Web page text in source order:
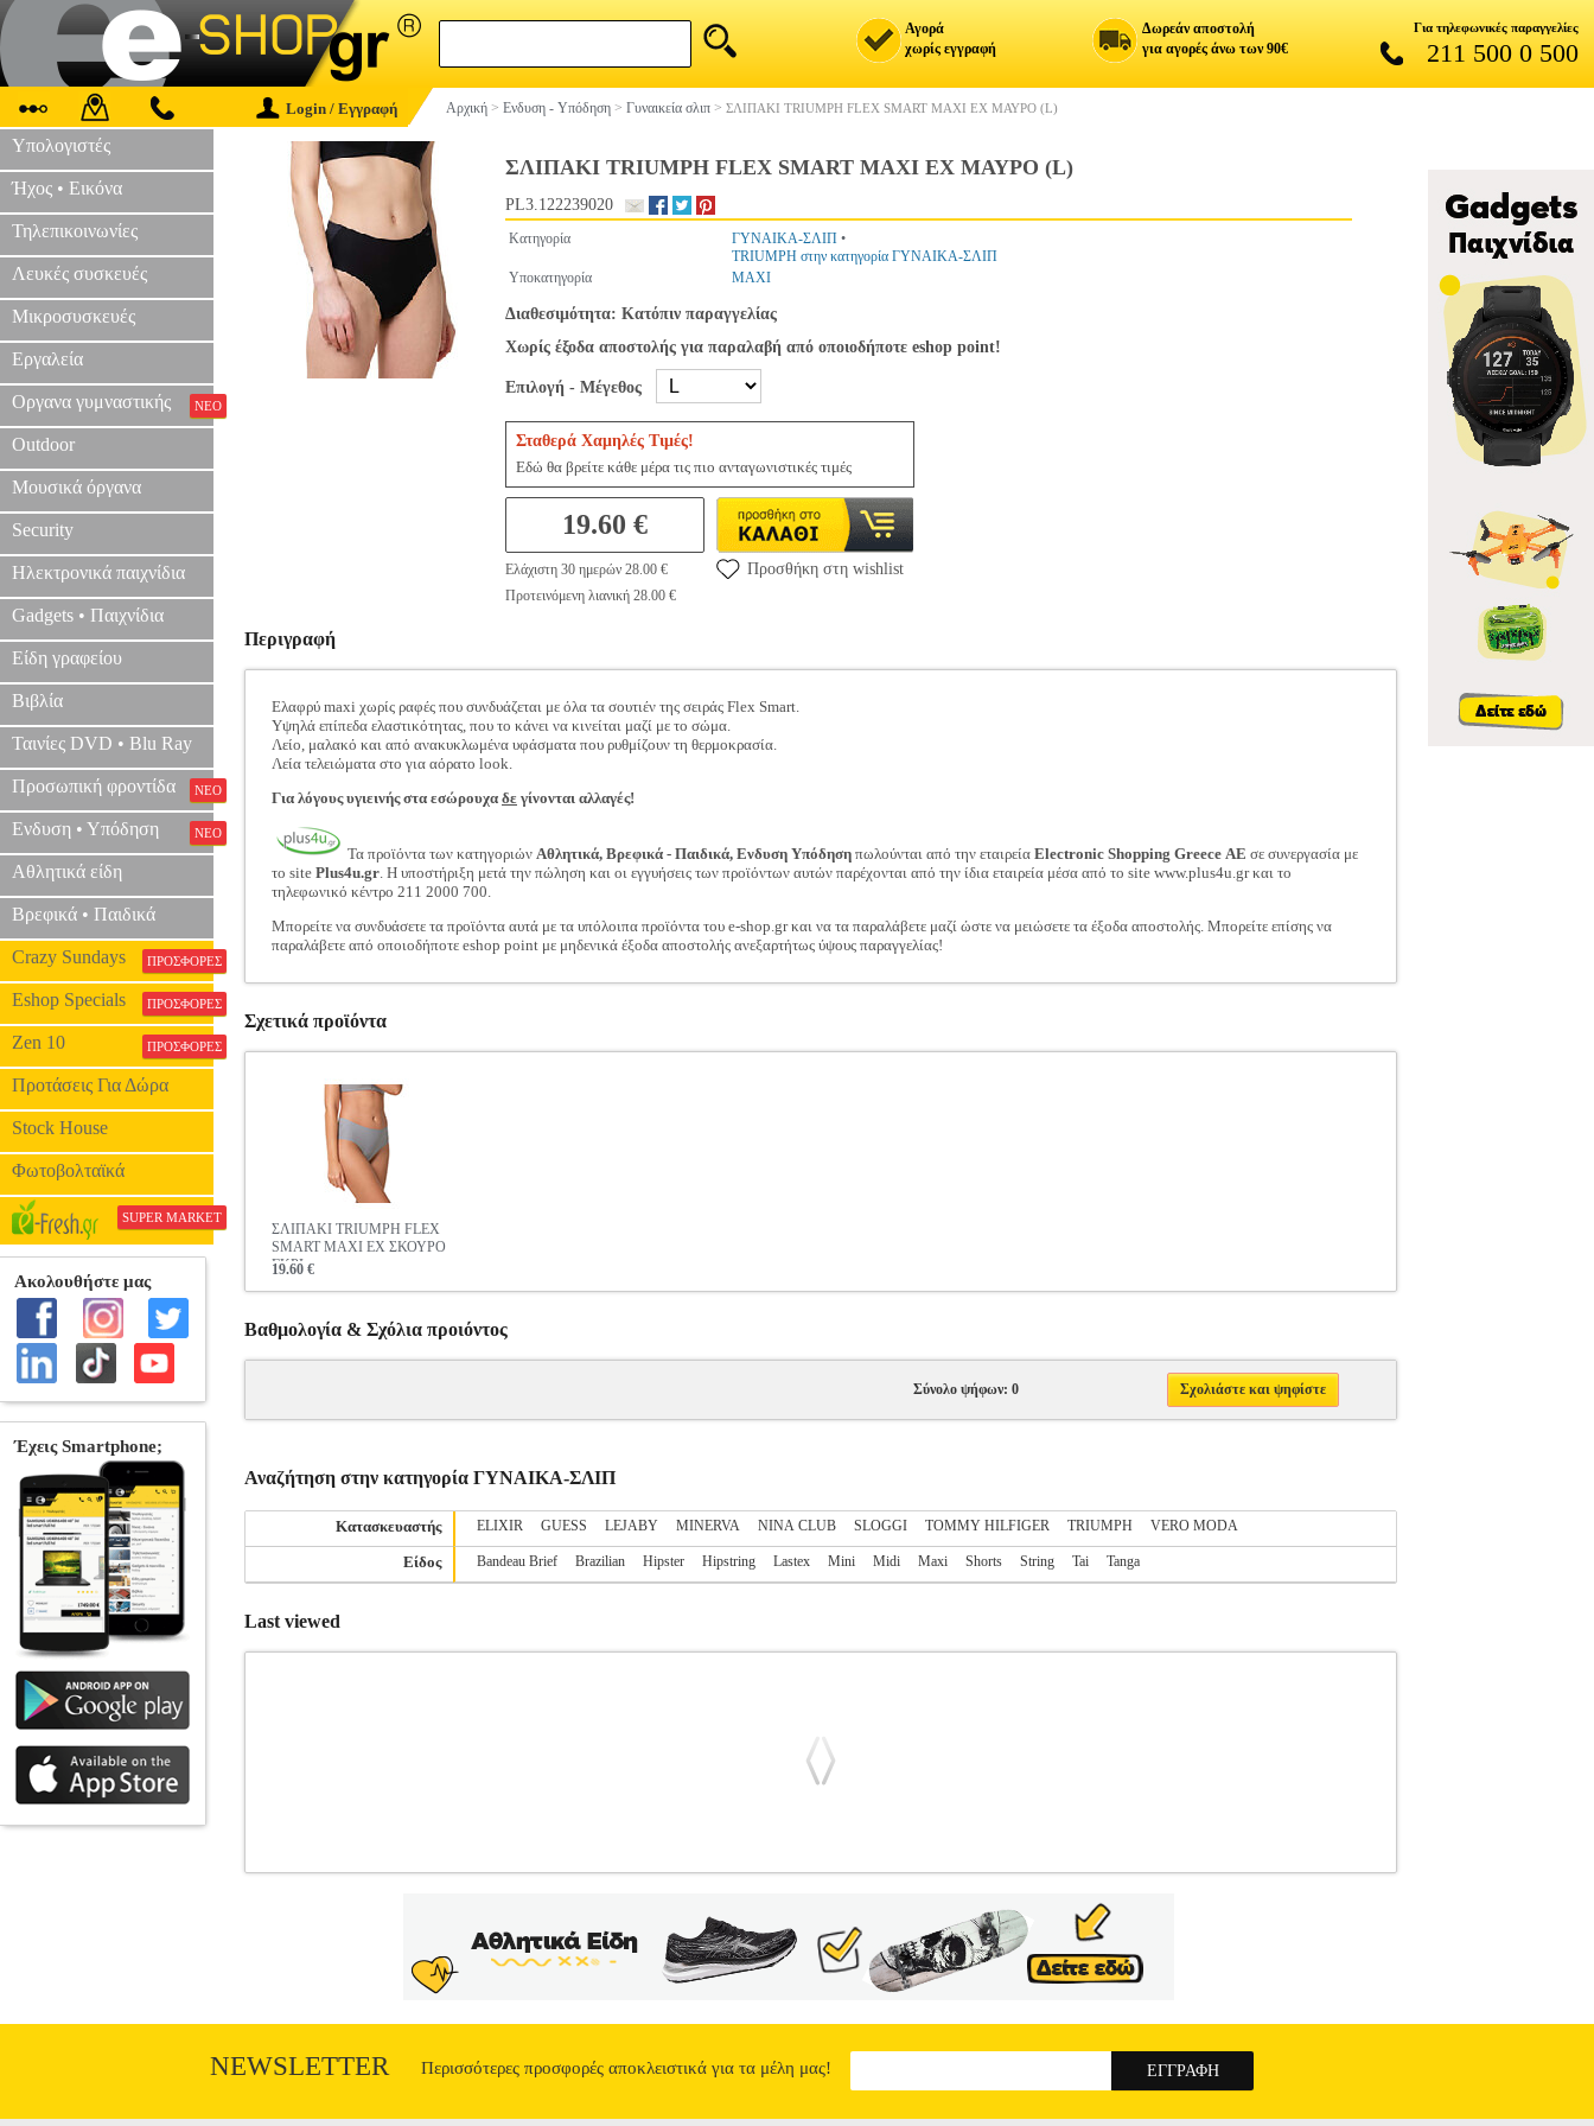
Αγορά
χωρίς εγγραφή
Δωρεάν αποστολή
για αγορές άνω των 90€
Για τηλεφωνικές παραγγελίες
211 500 0 500
Login / Εγγραφή Αρχική > Ενδυση - Υπόδηση > Γυναικεία σλιπ > ΣΛΙΠΑΚΙ TRIUMPH FLEX SMART MAXI EX ΜΑΥΡΟ (L)
Υπολογιστές
Ήχος • Εικόνα
Τηλεπικοινωνίες
Λευκές συσκευές
Μικροσυσκευές
Εργαλεία
Οργανα γυμναστικής ΝΕΟ
Outdoor
Μουσικά όργανα
Security
Ηλεκτρονικά παιχνίδια
Gadgets • Παιχνίδια
Είδη γραφείου
Βιβλία
Ταινίες DVD • Blu Ray
Προσωπική φροντίδα ΝΕΟ
Ενδυση • Υπόδηση ΝΕΟ
Αθλητικά είδη
Βρεφικά • Παιδικά
Crazy Sundays ΠΡΟΣΦΟΡΕΣ
Eshop Specials ΠΡΟΣΦΟΡΕΣ
Zen 10 ΠΡΟΣΦΟΡΕΣ
Προτάσεις Για Δώρα
Stock House
Φωτοβολταϊκά
SUPER MARKET
ΣΛΙΠΑΚΙ TRIUMPH FLEX SMART MAXI EX ΜΑΥΡΟ (L)
PL3.122239020
Κατηγορία ΓΥΝΑΙΚΑ-ΣΛΙΠ •
TRIUMPH στην κατηγορία ΓΥΝΑΙΚΑ-ΣΛΙΠ
Υποκατηγορία
MAXI
Διαθεσιμότητα: Κατόπιν παραγγελίας
Χωρίς έξοδα αποστολής για παραλαβή από οποιοδήποτε eshop point!
Επιλογή - Μέγεθος
Σταθερά Χαμηλές Τιμές!
Εδώ θα βρείτε κάθε μέρα τις πιο ανταγωνιστικές τιμές
19.60 €
Ελάχιστη 30 ημερών 28.00 €
Προτεινόμενη λιανική 28.00 €
Προσθήκη στη wishlist
Περιγραφή
Ελαφρύ maxi χωρίς ραφές που συνδυάζεται με όλα τα σουτιέν της σειράς Flex Smart.
Υψηλά επίπεδα ελαστικότητας, που το κάνει να κινείται μαζί με το σώμα.
Λείο, μαλακό και από ανακυκλωμένα υφάσματα που ρυθμίζουν τη θερμοκρασία.
Λεία τελειώματα στo για αόρατο look.
Για λόγους υγιεινής στα εσώρουχα δε γίνονται αλλαγές!
Τα προϊόντα των κατηγοριών Αθλητικά, Βρεφικά - Παιδικά, Ενδυση Υπόδηση πωλούνται από την εταιρεία Electronic Shopping Greece ΑΕ σε συνεργασία με
το site Plus4u.gr. Η υποστήριξη μετά την πώληση και οι εγγυήσεις των προϊόντων αυτών παρέχονται από την ίδια εταιρεία μέσα από το site www.plus4u.gr και το
τηλεφωνικό κέντρο 211 2000 700.
Μπορείτε να συνδυάσετε τα προϊόντα αυτά με τα υπόλοιπα προϊόντα του e-shop.gr και να τα παραλάβετε μαζί ώστε να μειώσετε τα έξοδα αποστολής. Μπορείτε επίσης να
παραλάβετε από οποιοδήποτε eshop point με μηδενικά έξοδα αποστολής ανεξαρτήτως ύψους παραγγελίας!
Σχετικά προϊόντα
ΣΛΙΠΑΚΙ TRIUMPH FLEX
SMART MAXI EX ΣΚΟΥΡΟ
ΓΚΡΙ
19.60 €
Βαθμολογία & Σχόλια προιόντος
Σύνολο ψήφων: 0 Σχολιάστε και ψηφίστε
Αναζήτηση στην κατηγορία ΓΥΝΑΙΚΑ-ΣΛΙΠ
Κατασκευαστής ELIXIR GUESS LEJABY MINERVA NINA CLUB SLOGGI TOMMY HILFIGER TRIUMPH VERO MODA
Είδος Bandeau Brief Brazilian Hipster Hipstring Lastex Mini Midi Maxi Shorts String Tai Tanga
Last viewed
ΓΥΝΑΙΚΑ-ΣΛΙΠ •TRIUMPH στην κατηγορία ΓΥΝΑΙΚΑ-ΣΛΙΠ Ελαφρύ maxi χωρίς ραφές που συνδυάζεται με όλα τα σουτιέν της σειράς Flex Smart. Υψηλά
επίπεδα ελαστικότητας, που το κάνει να κινείται μαζί με το σώμα. Λείο, μαλακό και από ανακυκλωμένα υφάσματα που ρυθμίζουν τη θερμοκρασία. Λεία
τελειώματα στo για αόρατο look. Για λόγους υγιεινής στα εσώρουχα δε γίνονται αλλαγές! Τα προϊόντα των κατηγοριών Αθλητικά, Βρεφικά - Παιδικά, Ενδυση
Υπόδηση πωλούνται από την εταιρεία Electronic Shopping Greece ΑΕ σε συνεργασία με το site Plus4u.gr. Η υποστήριξη μετά την πώληση και οι εγγυήσεις των
προϊόντων αυτών παρέχονται από την ίδια εταιρεία μέσα από το site www.plus4u.gr και το τηλεφωνικό κέντρο 211 2000 700. Μπορείτε να συνδυάσετε τα
NEWSLETTER Περισσότερες προσφορές αποκλειστικά για τα μέλη μας!